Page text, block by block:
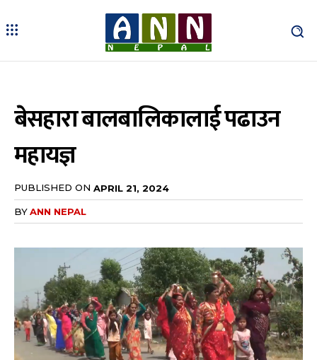
बेसहारा बालबालिकालाई पढाउन
महायज्ञ
PUBLISHED ON APRIL 21, 2024
BYANN NEPAL